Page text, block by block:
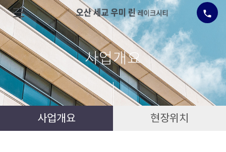
call
사업개요
사업개요 현장위치